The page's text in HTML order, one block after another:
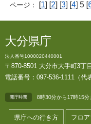
ページ： [1] [2] [3] [4] 5 [
大分県庁
法人番号1000020440001
〒870-8501 大分市大手町3丁
電話番号：097-536-1111（代
開庁時間 8時30分から17時15
県庁への行き方 フロ